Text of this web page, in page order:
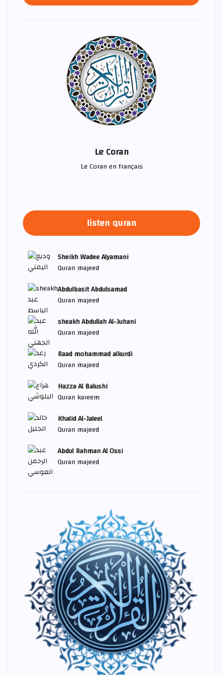
Le Coran
Le Coran en français
listen quran
Sheikh Wadee Alyamani
Quran majeed
Abdulbasit Abdulsamad
Quran majeed
sheakh Abdullah Al-Juhani
Quran majeed
Raad mohammad alkurdi
Quran majeed
Hazza Al Balushi
Quran kareem
Khalid Al-Jaleel
Quran majeed
Abdul Rahman Al Ossi
Quran majeed